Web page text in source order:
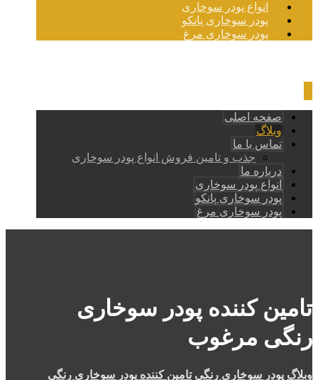
انواع پودر سوخاری
پودر سوخاری پانکو
پودر سوخاری مرغ
صفحه اصلی
وبلاگ
تماس با ما
جذب و تامین فروش انواع پودر سوخاری
درباره ما
انواع پودر سوخاری
پودر سوخاری پانکو
پودر سوخاری مرغ
تامین کننده پودر سوخاری
رنگی مرغوب
وبلاگ پودر سوخاری رنگی تامین کننده پودر سوخاری رنگی